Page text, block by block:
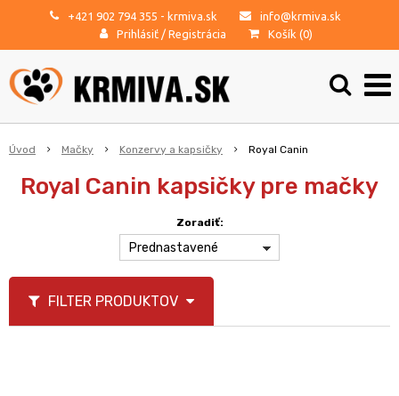
+421 902 794 355 - krmiva.sk
info@krmiva.sk
Prihlásiť / Registrácia Košík (0)
Úvod Mačky Konzervy a kapsičky Royal Canin
Royal Canin kapsičky pre mačky
Zoradiť:
Prednastavené
FILTER PRODUKTOV